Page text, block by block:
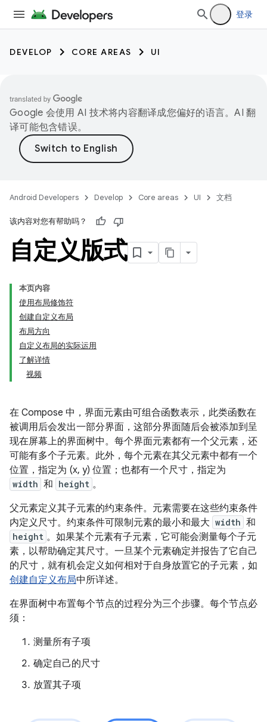
登录
DEVELOP CORE AREAS UI
Google 会使用 AI 技术将内容翻译成您偏好的语言。AI 翻
译可能包含错误。
Android Developers Develop Core areas UI 文档
该内容对您有帮助吗？
自定义版式
本页内容
使用布局修饰符
创建自定义布局
布局方向
自定义布局的实际运用
了解详情
视频
在 Compose 中，界面元素由可组合函数表示，此类函数在
被调用后会发出一部分界面，这部分界面随后会被添加到呈
现在屏幕上的界面树中。每个界面元素都有一个父元素，还
可能有多个子元素。此外，每个元素在其父元素中都有一个
位置，指定为 (x, y) 位置；也都有一个尺寸，指定为
width 和 height 。
父元素定义其子元素的约束条件。元素需要在这些约束条件
内定义尺寸。约束条件可限制元素的最小和最大 width 和
height 。如果某个元素有子元素，它可能会测量每个子元
素，以帮助确定其尺寸。一旦某个元素确定并报告了它自己
的尺寸，就有机会定义如何相对于自身放置它的子元素，如
创建自定义布局中所详述。
在界面树中布置每个节点的过程分为三个步骤。每个节点必
须：
测量所有子项
确定自己的尺寸
放置其子项